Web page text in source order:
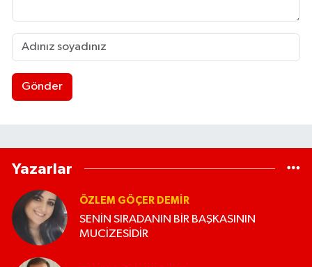
Gönder
Yazarlar
ÖZLEM GÖÇER DEMİR
SENİN SIRADANIN BİR BAŞKASININ
MUCİZESİDİR